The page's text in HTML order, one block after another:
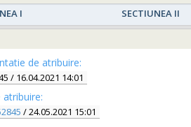
I SECTIUNEA II
de atribuire:
/ 16.04.2021 14:01
atribuire:
/ 24.05.2021 15:01